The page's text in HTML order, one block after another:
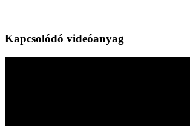
Kapcsolódó videóanyag